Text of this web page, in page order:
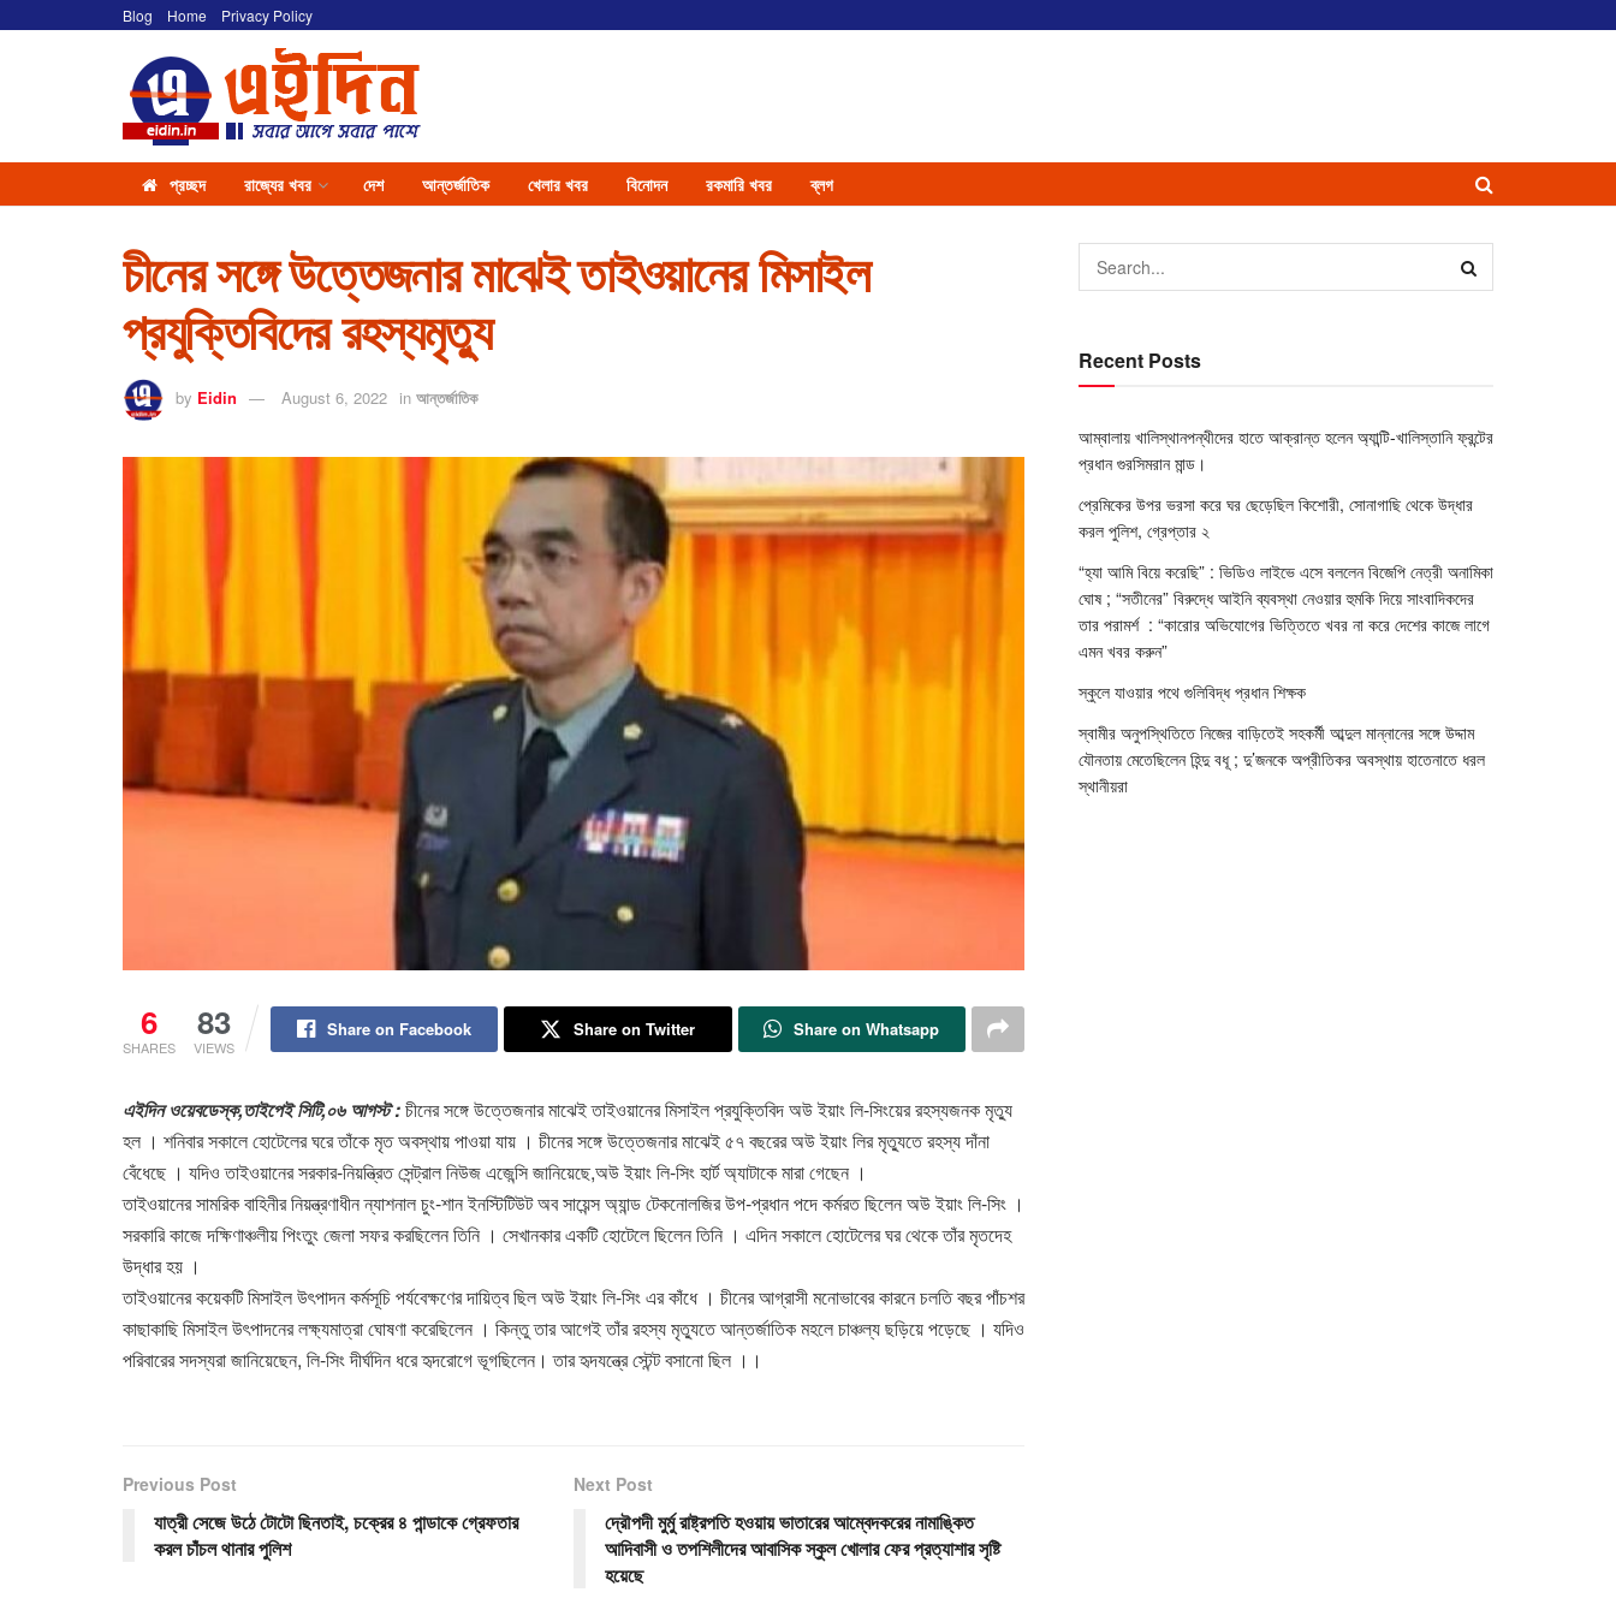
Blog Home Privacy Policy
প্রচ্ছদ রাজ্যের খবর দেশ আন্তর্জাতিক খেলার খবর বিনোদন রকমারি খবর ব্লগ
চীনের সঙ্গে উত্তেজনার মাঝেই তাইওয়ানের মিসাইল
প্রযুক্তিবিদের রহস্যমৃত্যু
by Eidin August 6, 2022 in আন্তর্জাতিক
6
SHARES
83
VIEWS
Share on Facebook Share on Twitter Share on Whatsapp
এইদিন ওয়েবডেস্ক,তাইপেই সিটি,০৬ আগস্ট :চীনের সঙ্গে উত্তেজনার মাঝেই তাইওয়ানের মিসাইল প্রযুক্তিবিদ অউ ইয়াং লি-সিংয়ের রহস্যজনক মৃত্যু
হল । শনিবার সকালে হোটেলের ঘরে তাঁকে মৃত অবস্থায় পাওয়া যায় । চীনের সঙ্গে উত্তেজনার মাঝেই ৫৭ বছরের অউ ইয়াং লির মৃত্যুতে রহস্য দাঁনা
বেঁধেছে । যদিও তাইওয়ানের সরকার-নিয়ন্ত্রিত সেন্ট্রাল নিউজ এজেন্সি জানিয়েছে,অউ ইয়াং লি-সিং হার্ট অ্যাটাকে মারা গেছেন ।
তাইওয়ানের সামরিক বাহিনীর নিয়ন্ত্রণাধীন ন্যাশনাল চুং-শান ইনস্টিটিউট অব সায়েন্স অ্যান্ড টেকনোলজির উপ-প্রধান পদে কর্মরত ছিলেন অউ ইয়াং লি-সিং ।
সরকারি কাজে দক্ষিণাঞ্চলীয় পিংতুং জেলা সফর করছিলেন তিনি । সেখানকার একটি হোটেলে ছিলেন তিনি । এদিন সকালে হোটেলের ঘর থেকে তাঁর মৃতদেহ
উদ্ধার হয় ।
তাইওয়ানের কয়েকটি মিসাইল উৎপাদন কর্মসূচি পর্যবেক্ষণের দায়িত্ব ছিল অউ ইয়াং লি-সিং এর কাঁধে । চীনের আগ্রাসী মনোভাবের কারনে চলতি বছর পাঁচশর
কাছাকাছি মিসাইল উৎপাদনের লক্ষ্যমাত্রা ঘোষণা করেছিলেন । কিন্তু তার আগেই তাঁর রহস্য মৃত্যুতে আন্তর্জাতিক মহলে চাঞ্চল্য ছড়িয়ে পড়েছে । যদিও
পরিবারের সদস্যরা জানিয়েছেন, লি-সিং দীর্ঘদিন ধরে হৃদরোগে ভূগছিলেন। তার হৃদযন্ত্রে স্টেন্ট বসানো ছিল ।।
Previous Post
যাত্রী সেজে উঠে টোটো ছিনতাই, চক্রের ৪ পান্ডাকে গ্রেফতার
করল চাঁচল থানার পুলিশ
Next Post
দ্রৌপদী মুর্মু রাষ্ট্রপতি হওয়ায় ভাতারের আম্বেদকরের নামাঙ্কিত
আদিবাসী ও তপশিলীদের আবাসিক স্কুল খোলার ফের প্রত্যাশার সৃষ্টি
হয়েছে
Recent Posts
আম্বালায় খালিস্থানপন্থীদের হাতে আক্রান্ত হলেন অ্যান্টি-খালিস্তানি ফ্রন্টের
প্রধান গুরসিমরান মান্ড।
প্রেমিকের উপর ভরসা করে ঘর ছেড়েছিল কিশোরী, সোনাগাছি থেকে উদ্ধার
করল পুলিশ, গ্রেপ্তার ২
“হ্যা আমি বিয়ে করেছি” : ভিডিও লাইভে এসে বললেন বিজেপি নেত্রী অনামিকা
ঘোষ ; “সতীনের” বিরুদ্ধে আইনি ব্যবস্থা নেওয়ার হুমকি দিয়ে সাংবাদিকদের
তার পরামর্শ : “কারোর অভিযোগের ভিত্তিতে খবর না করে দেশের কাজে লাগে
এমন খবর করুন”
স্কুলে যাওয়ার পথে গুলিবিদ্ধ প্রধান শিক্ষক
স্বামীর অনুপস্থিতিতে নিজের বাড়িতেই সহকর্মী আব্দুল মান্নানের সঙ্গে উদ্দাম
যৌনতায় মেতেছিলেন হিন্দু বধূ ; দু’জনকে অপ্রীতিকর অবস্থায় হাতেনাতে ধরল
স্থানীয়রা